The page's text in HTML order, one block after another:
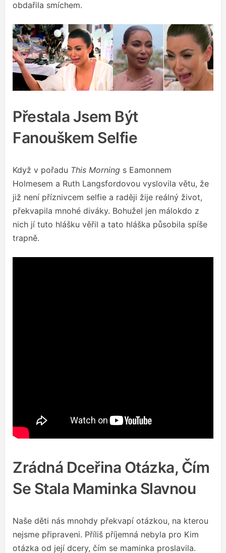
obdařila smíchem.
Přestala Jsem Být
Fanouškem Selfie
Když v pořadu This Morning s Eamonnem
Holmesem a Ruth Langsfordovou vyslovila větu, že
již není příznivcem selfie a raději žije reálný život,
překvapila mnohé diváky. Bohužel jen málokdo z
nich jí tuto hlášku věřil a tato hláška působila spíše
trapně.
Zrádná Dceřina Otázka, Čím
Se Stala Maminka Slavnou
Naše děti nás mnohdy překvapí otázkou, na kterou
nejsme připraveni. Příliš příjemná nebyla pro Kim
otázka od její dcery, čím se maminka proslavila.